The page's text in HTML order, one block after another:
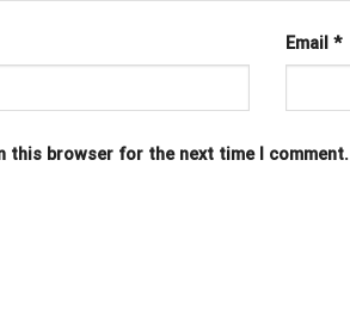
Email *
this browser for the next time I comment.